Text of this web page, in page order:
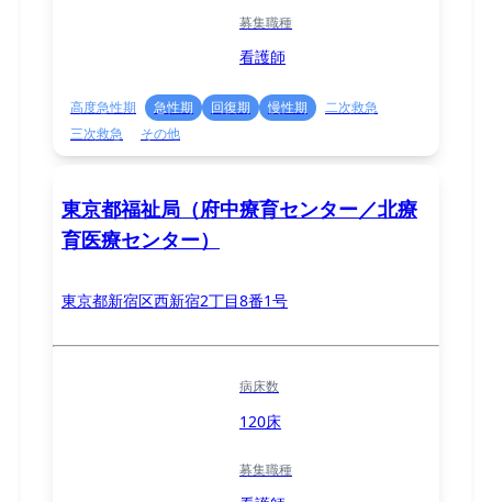
募集職種
看護師
高度急性期 急性期 回復期 慢性期
二次救急
三次救急
その他
東京都福祉局（府中療育センター／北療
育医療センター）
東京都新宿区西新宿2丁目8番1号
病床数
120床
募集職種